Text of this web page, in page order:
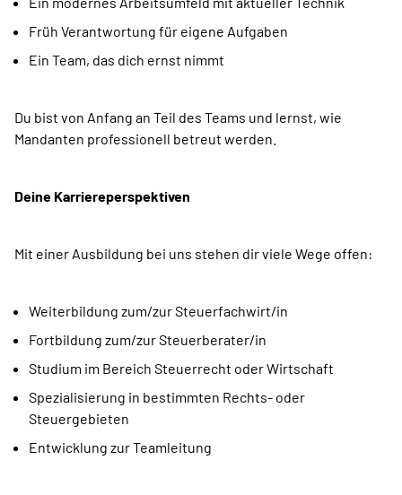
Früh Verantwortung für eigene Aufgaben
Ein Team, das dich ernst nimmt
Du bist von Anfang an Teil des Teams und lernst, wie
Mandanten professionell betreut werden.
Deine Karriereperspektiven
Mit einer Ausbildung bei uns stehen dir viele Wege offen:
Weiterbildung zum/zur Steuerfachwirt/in
Fortbildung zum/zur Steuerberater/in
Studium im Bereich Steuerrecht oder Wirtschaft
Spezialisierung in bestimmten Rechts- oder
Steuergebieten
Entwicklung zur Teamleitung